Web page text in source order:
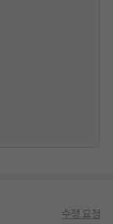
수정 요청